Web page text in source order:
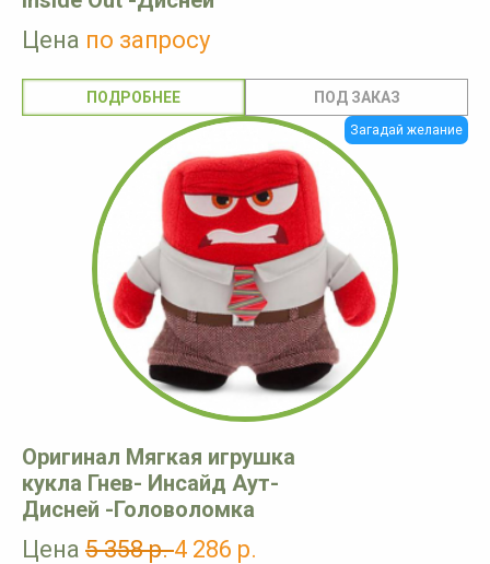
Цена по запросу
ПОДРОБНЕЕ
Загадай желание
Оригинал Мягкая игрушка
кукла Гнев- Инсайд Аут-
Дисней -Головоломка
Цена 5 358 р.4 286 р.